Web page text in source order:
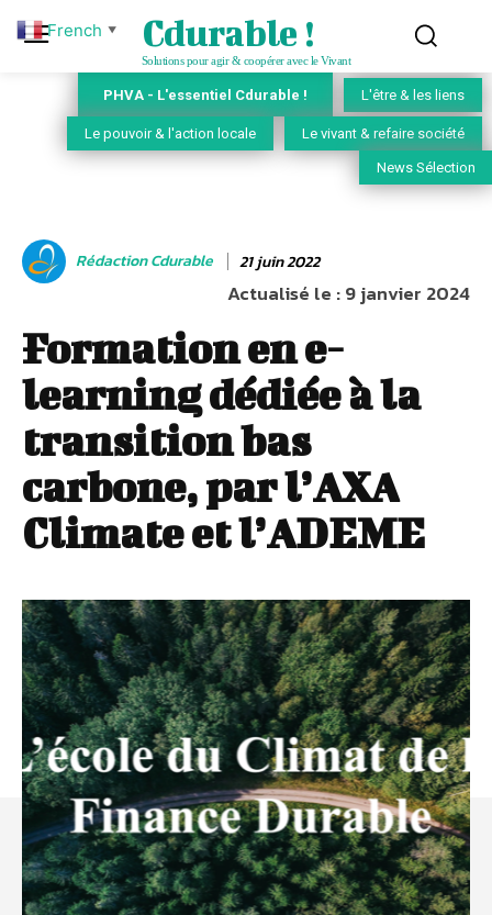
Cdurable !
Solutions pour agir & coopérer avec le Vivant
PHVA - L'essentiel Cdurable ! L'être & les liens
Le pouvoir & l'action locale Le vivant & refaire société
News Sélection
Rédaction Cdurable 21 juin 2022
Actualisé le :9 janvier 2024
Formation en e-
learning dédiée à la
transition bas
carbone, par l’AXA
Climate et l’ADEME
French ▼